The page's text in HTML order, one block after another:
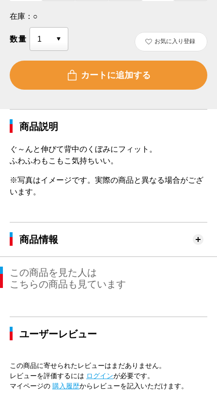
在庫： ○
数量 お気に入り登録
商品説明
ぐ～んと伸びて背中のくぼみにフィット。
ふわふわもこもこ気持ちいい。
※写真はイメージです。実際の商品と異なる場合がござ
います。
商品情報
この商品を見た人は
こちらの商品も見ています
ユーザーレビュー
この商品に寄せられたレビューはまだありません。
レビューを評価するには ログインが必要です。
マイページの 購入履歴からレビューを記入いただけます。